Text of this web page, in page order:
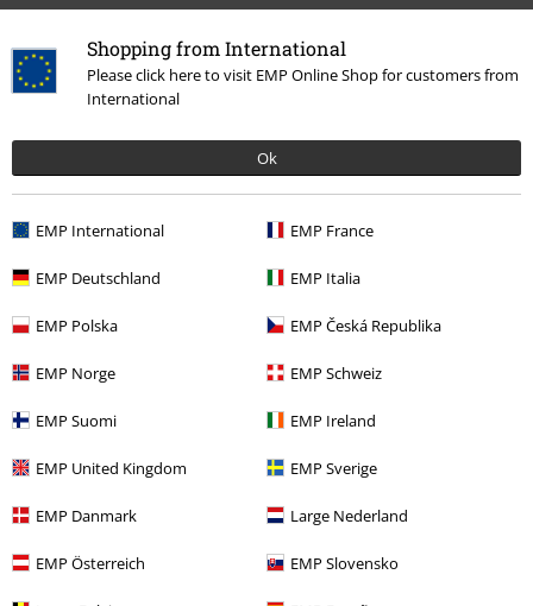
Shopping from International
Please click here to visit EMP Online Shop for customers from
International
Ok
EMP International EMP France
EMP Deutschland EMP Italia
EMP Polska EMP Česká Republika
EMP Norge EMP Schweiz
EMP Suomi EMP Ireland
EMP United Kingdom EMP Sverige
EMP Danmark Large Nederland
EMP Österreich EMP Slovensko
More categories. More options.
Livsstil Väggdekorationer
Bandmerch Posters & Flaggor
Rea % Hushållsartiklar Väggdekorationer
Rea % Bandmerch
Bandmerch Genre
15% rabatt när du registrerar dig för vårt